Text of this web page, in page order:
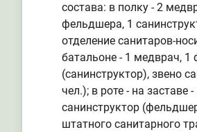
состава: в полку - 2
фельдшера, 1
отделение санитаров-
батальоне - 1 медврач,
(санинструктор), звено
чел.); в роте - на заставе -
санинструктор
штатного санитарного